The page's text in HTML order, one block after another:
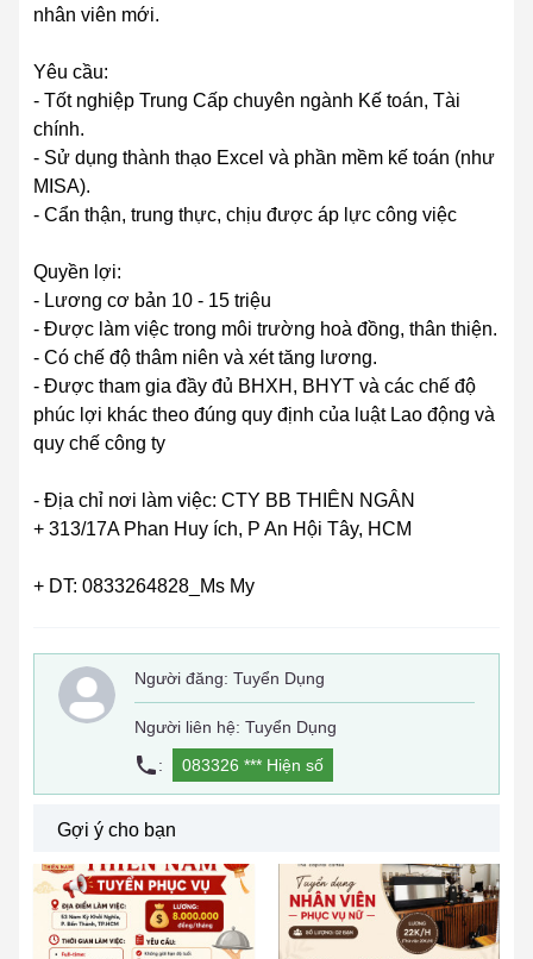
nhân viên mới.
Yêu cầu:
- Tốt nghiệp Trung Cấp chuyên ngành Kế toán, Tài
chính.
- Sử dụng thành thạo Excel và phần mềm kế toán (như
MISA).
- Cẩn thận, trung thực, chịu được áp lực công việc
Quyền lợi:
- Lương cơ bản 10 - 15 triệu
- Được làm việc trong môi trường hoà đồng, thân thiện.
- Có chế độ thâm niên và xét tăng lương.
- Được tham gia đầy đủ BHXH, BHYT và các chế độ
phúc lợi khác theo đúng quy định của luật Lao động và
quy chế công ty
- Địa chỉ nơi làm việc: CTY BB THIÊN NGÂN
+ 313/17A Phan Huy ích, P An Hội Tây, HCM
+ DT: 0833264828_Ms My
Người đăng: Tuyển Dụng
Người liên hệ: Tuyển Dụng
:
083326 *** Hiện số
Gợi ý cho bạn